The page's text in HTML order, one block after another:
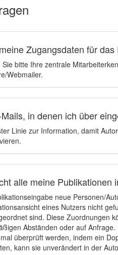
Zugangsdaten für das
bitte Ihre zentrale
Webmailer.
in denen ich über
Linie zur Information, damit
alle meine
neue Personen/
eines Nutzers nicht
sind. Diese Zuordnungen
Abständen oder auf
überprüft werden, indem ein
kann sie unverändert in der